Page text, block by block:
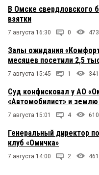
В Омске свердловского
взятки
7 августа 16:30 0 473
Залы ожидания
месяцев посетили 2,5
7 августа 15:45 1 341
Суд конфисковал у АО
«Автомобилист» и
7 августа 15:01 4 610
Генеральный директор
клуб «Омичка»
7 августа 14:00 2 461